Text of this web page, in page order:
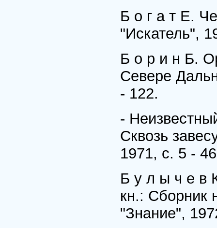
Б о г а т Е.
"Искатель",
Б о р и н Б.
Севере
- 122.
-
Сквозь
1971, с. 5 -
Б у л ы ч е в
кн.: Сборник
"Знание",